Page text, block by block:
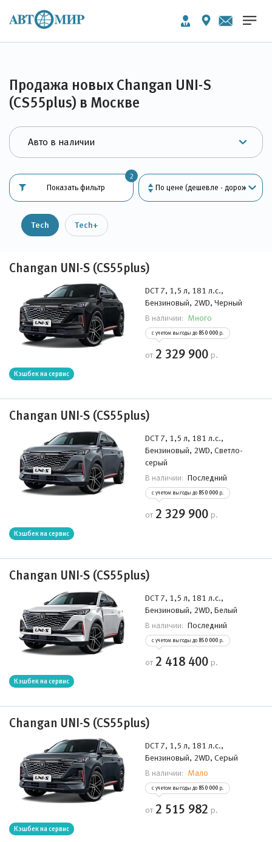
Продажа новых Changan UNI-S
(CS55plus) в Москве
2
Показать фильтр
Tech Tech+
Changan UNI-S (CS55plus)
DCT 7, 1,5 л, 181 л.с.,
Бензиновый, 2WD, Черный
В наличии: Много
с учетом выгоды до 850 000 р.
от 2 329 900 р.
Кэшбек на сервис
Changan UNI-S (CS55plus)
DCT 7, 1,5 л, 181 л.с.,
Бензиновый, 2WD, Светло-
серый
В наличии: Последний
с учетом выгоды до 850 000 р.
от 2 329 900 р.
Кэшбек на сервис
Changan UNI-S (CS55plus)
DCT 7, 1,5 л, 181 л.с.,
Бензиновый, 2WD, Белый
В наличии: Последний
с учетом выгоды до 850 000 р.
от 2 418 400 р.
Кэшбек на сервис
Changan UNI-S (CS55plus)
DCT 7, 1,5 л, 181 л.с.,
Бензиновый, 2WD, Серый
В наличии: Мало
с учетом выгоды до 850 000 р.
от 2 515 982 р.
Кэшбек на сервис